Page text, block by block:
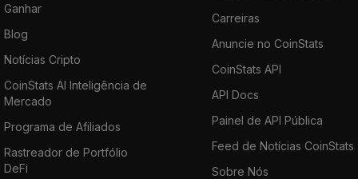
Ganhar
Blog
Notícias Cripto
CoinStats AI Inteligência de
Mercado
Programa de Afiliados
Rastreador de Portfólio
DeFi
Carreiras
Anuncie no CoinStats
CoinStats API
API Docs
Painel de API Pública
Feed de Notícias CoinStats
Sobre Nós